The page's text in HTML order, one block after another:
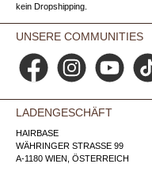
kein Dropshipping.
UNSERE COMMUNITIES
Facebook Instagram YouTube TikTok
LADENGESCHÄFT
HAIRBASE
WÄHRINGER STRASSE 99
A-1180 WIEN, ÖSTERREICH